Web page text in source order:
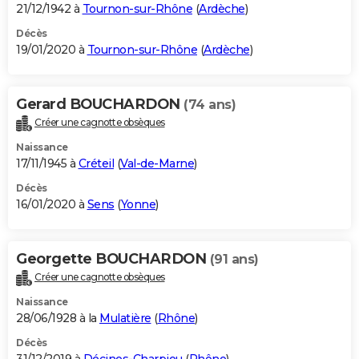
21/12/1942 à Tournon-sur-Rhône (Ardèche)
Décès
19/01/2020 à Tournon-sur-Rhône (Ardèche)
Gerard BOUCHARDON (74 ans)
Créer une cagnotte obsèques
Naissance
17/11/1945 à Créteil (Val-de-Marne)
Décès
16/01/2020 à Sens (Yonne)
Georgette BOUCHARDON (91 ans)
Créer une cagnotte obsèques
Naissance
28/06/1928 à la Mulatière (Rhône)
Décès